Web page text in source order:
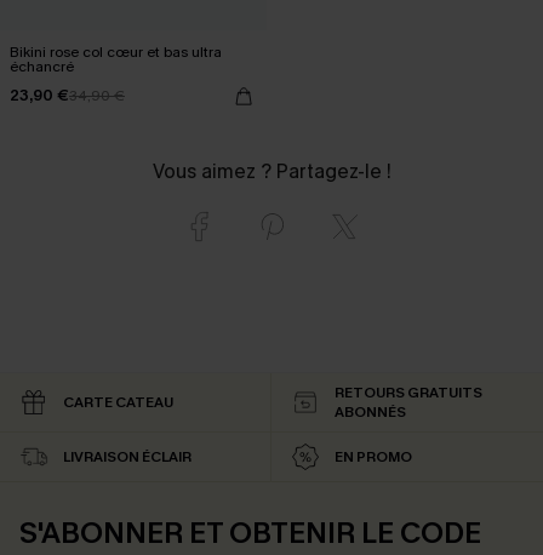
Bikini rose col cœur et bas ultra
échancré
23,90 €34,90 €
Vous aimez ? Partagez-le !
CARTE CATEAU
RETOURS GRATUITS
ABONNÉS
LIVRAISON ÉCLAIR EN PROMO
S'ABONNER ET OBTENIR LE CODE